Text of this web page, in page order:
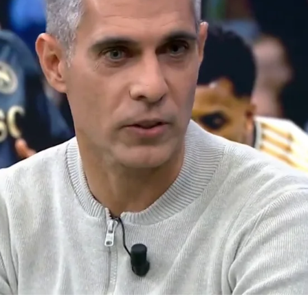
WhatsappFacebook
X
del Bernabéu emocionado con
con el fichaje que ha hecho el
diez años".